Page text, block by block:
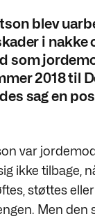
blev
i nakke
som
2018 til
sag en
var
ikke tilbage,
støttes
Men den